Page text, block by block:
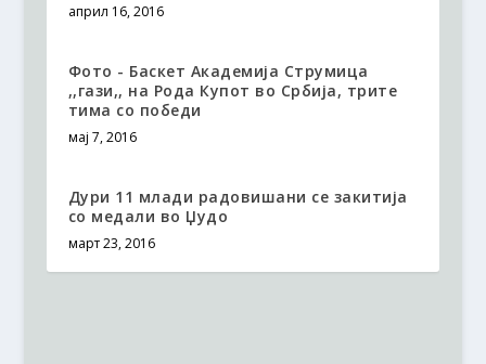
април 16, 2016
Фото - Баскет Академија Струмица
,,гази,, на Рода Купот во Србија, трите
тима со победи
мај 7, 2016
Дури 11 млади радовишани се закитија
со медали во Џудо
март 23, 2016